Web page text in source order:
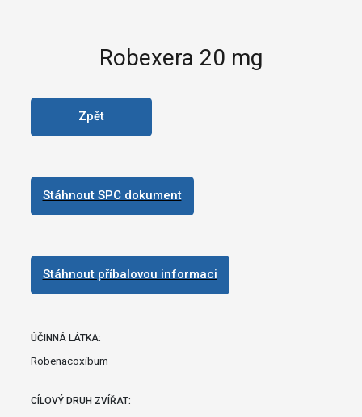
Robexera 20 mg
Zpět
Stáhnout SPC dokument
Stáhnout příbalovou informaci
ÚČINNÁ LÁTKA:
Robenacoxibum
CÍLOVÝ DRUH ZVÍŘAT: